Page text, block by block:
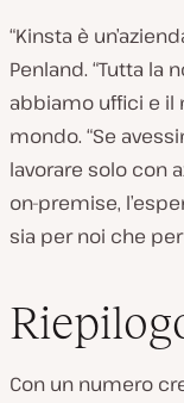
“Kinsta è
Penland. “Tutta la
abbiamo uffici e il
mondo. “Se
lavorare solo con
on-premise,
sia per noi che per
Con un numero